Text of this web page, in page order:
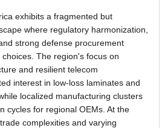
exhibits a fragmented but
where regulatory harmonization,
strong defense procurement
The region's focus on
and resilient telecom
interest in low-loss laminates and
localized manufacturing clusters
cycles for regional OEMs. At the
complexities and varying